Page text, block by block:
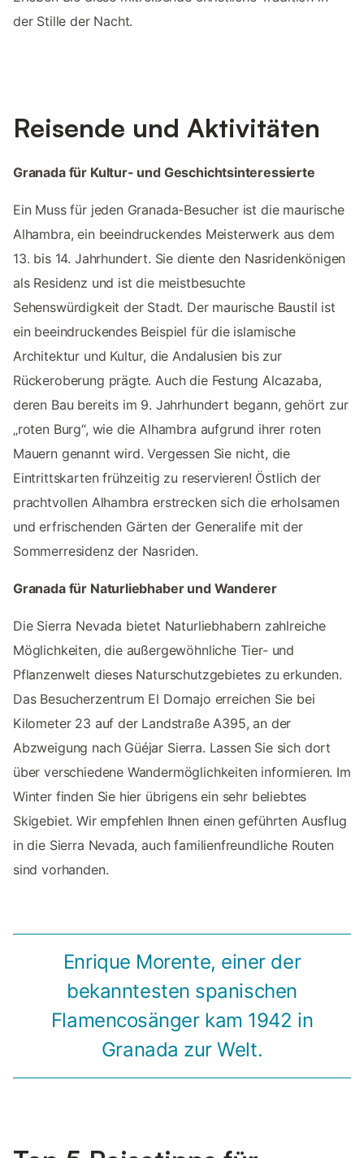
der Stille der Nacht.
Reisende und Aktivitäten
Granada für Kultur- und Geschichtsinteressierte
Ein Muss für jeden Granada-Besucher ist die maurische
Alhambra, ein beeindruckendes Meisterwerk aus dem
13. bis 14. Jahrhundert. Sie diente den Nasridenkönigen
als Residenz und ist die meistbesuchte
Sehenswürdigkeit der Stadt. Der maurische Baustil ist
ein beeindruckendes Beispiel für die islamische
Architektur und Kultur, die Andalusien bis zur
Rückeroberung prägte. Auch die Festung Alcazaba,
deren Bau bereits im 9. Jahrhundert begann, gehört zur
„roten Burg“, wie die Alhambra aufgrund ihrer roten
Mauern genannt wird. Vergessen Sie nicht, die
Eintrittskarten frühzeitig zu reservieren! Östlich der
prachtvollen Alhambra erstrecken sich die erholsamen
und erfrischenden Gärten der Generalife mit der
Sommerresidenz der Nasriden.
Granada für Naturliebhaber und Wanderer
Die Sierra Nevada bietet Naturliebhabern zahlreiche
Möglichkeiten, die außergewöhnliche Tier- und
Pflanzenwelt dieses Naturschutzgebietes zu erkunden.
Das Besucherzentrum El Dornajo erreichen Sie bei
Kilometer 23 auf der Landstraße A395, an der
Abzweigung nach Güéjar Sierra. Lassen Sie sich dort
über verschiedene Wandermöglichkeiten informieren. Im
Winter finden Sie hier übrigens ein sehr beliebtes
Skigebiet. Wir empfehlen Ihnen einen geführten Ausflug
in die Sierra Nevada, auch familienfreundliche Routen
sind vorhanden.
Enrique Morente, einer der
bekanntesten spanischen
Flamencosänger kam 1942 in
Granada zur Welt.